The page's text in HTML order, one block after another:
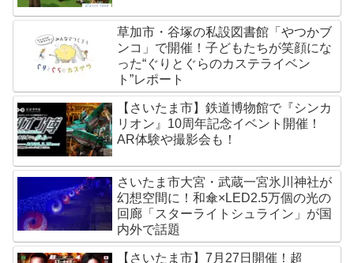
草加市・谷塚の私設図書館「やつかブ
ンコ」で開催！子どもたちが笑顔にな
った“ぐりとぐらのカステライベン
ト”レポート
【さいたま市】鉄道博物館で『シンカ
リオン』10周年記念イベント開催！
AR体験や撮影会も！
さいたま市大宮・武蔵一宮氷川神社が
幻想空間に！和傘×LED2.5万個の光の
回廊「スターライトシュライン」が国
内外で話題
【さいたま市】7月27日開催！超